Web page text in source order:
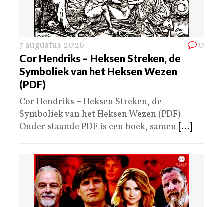
7 augustus 2026 0
Cor Hendriks – Heksen Streken, de
Symboliek van het Heksen Wezen
(PDF)
Cor Hendriks – Heksen Streken, de
Symboliek van het Heksen Wezen (PDF)
Onder staande PDF is een boek, samen [...]